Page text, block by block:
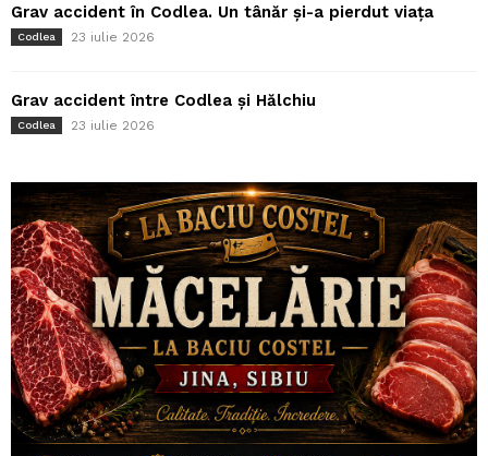
Grav accident în Codlea. Un tânăr și-a pierdut viața
Codlea 23 iulie 2026
Grav accident între Codlea și Hălchiu
Codlea 23 iulie 2026